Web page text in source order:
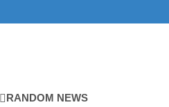
RANDOM NEWS